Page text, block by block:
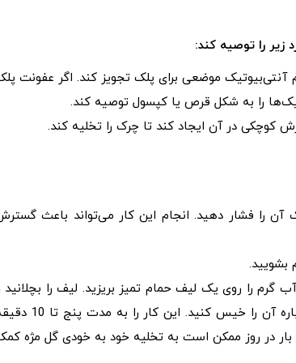
زیر را توصیه کند:
موضعی برای پلک تجویز کند. اگر عفونت
را به شکل قرص یا کپسول توصیه کند.
در آن ایجاد کند تا چرک را تخلیه کند.
آن را فشار دهید. انجام این کار می‌تواند باعث
بشویید.
را روی یک لیف حمام تمیز بریزید. لیف را بچلانید
آن را روی چشم بسته خود قرار دهید. وقتی لیف گرما از دست داد، دوباره آن را خیس کنید. این کار
بار در روز ممکن است به تخلیه خود به خودی گل مژه